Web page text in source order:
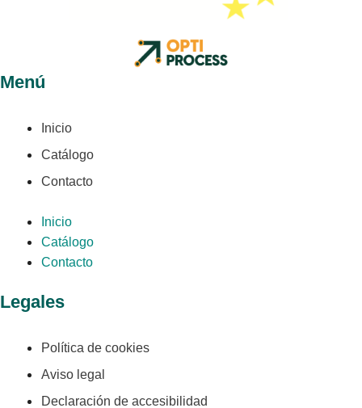
Menú
Inicio
Catálogo
Contacto
Inicio
Catálogo
Contacto
Legales
Política de cookies
Aviso legal
Declaración de accesibilidad